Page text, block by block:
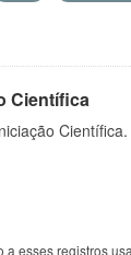
Científica
Científica.
a esses registros